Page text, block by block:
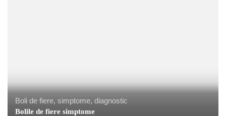
Boli de fiere, simptome, diagnostic
Bolile de fiere simptome